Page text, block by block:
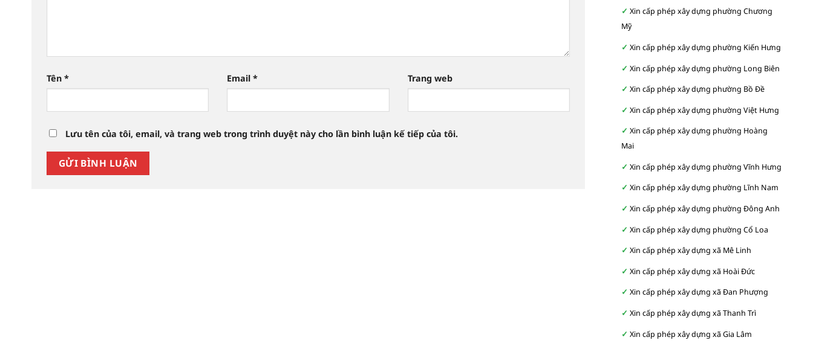
Tên * Email* Trang web
Lưu tên của tôi, email, và trang web trong trình duyệt này cho lần bình luận kế tiếp của tôi.
Xin cấp phép xây dựng phường Chương
Mỹ
Xin cấp phép xây dựng phường Kiến Hưng
Xin cấp phép xây dựng phường Long Biên
Xin cấp phép xây dựng phường Bồ Đề
Xin cấp phép xây dựng phường Việt Hưng
Xin cấp phép xây dựng phường Hoàng
Mai
Xin cấp phép xây dựng phường Vĩnh Hưng
Xin cấp phép xây dựng phường Lĩnh Nam
Xin cấp phép xây dựng phường Đông Anh
Xin cấp phép xây dựng phường Cổ Loa
Xin cấp phép xây dựng xã Mê Linh
Xin cấp phép xây dựng xã Hoài Đức
Xin cấp phép xây dựng xã Đan Phượng
Xin cấp phép xây dựng xã Thanh Trì
Xin cấp phép xây dựng xã Gia Lâm